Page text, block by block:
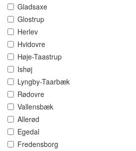
Gladsaxe
Glostrup
Herlev
Hvidovre
Høje-Taastrup
Ishøj
Lyngby-Taarbæk
Rødovre
Vallensbæk
Allerød
Egedal
Fredensborg